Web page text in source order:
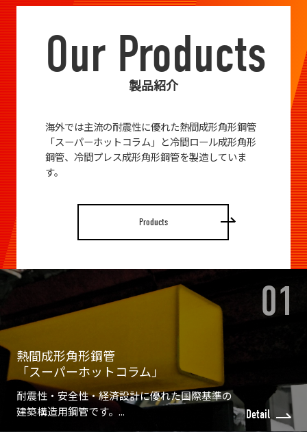
Our Products
製品紹介
海外では主流の耐震性に優れた熱間成形角形鋼管
「スーパーホットコラム」と冷間ロール成形角形
鋼管、冷間プレス成形角形鋼管を製造していま
す。
Products
熱間成形角形鋼管
「スーパーホットコラム」
耐震性・安全性・経済設計に優れた国際基準の
建築構造用鋼管です。...
Detail